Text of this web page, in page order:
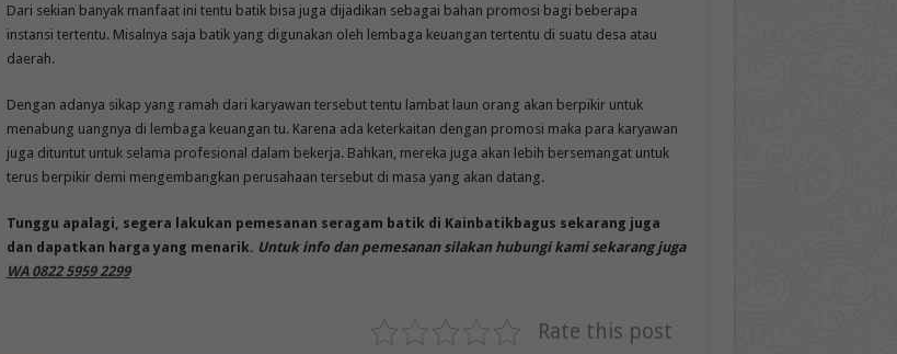
Dari sekian banyak manfaat ini tentu batik bisa juga dijadikan sebagai bahan promosi bagi beberapa
instansi tertentu. Misalnya saja batik yang digunakan oleh lembaga keuangan tertentu di suatu desa atau
daerah.
Dengan adanya sikap yang ramah dari karyawan tersebut tentu lambat laun orang akan berpikir untuk
menabung uangnya di lembaga keuangan tu. Karena ada keterkaitan dengan promosi maka para karyawan
juga dituntut untuk selama profesional dalam bekerja. Bahkan, mereka juga akan lebih bersemangat untuk
terus berpikir demi mengembangkan perusahaan tersebut di masa yang akan datang.
Tunggu apalagi, segera lakukan pemesanan seragam batik di Kainbatikbagus sekarang juga
dan dapatkan harga yang menarik. Untuk info dan pemesanan silakan hubungi kami sekarang juga
WA 0822 5959 2299
Rate this post